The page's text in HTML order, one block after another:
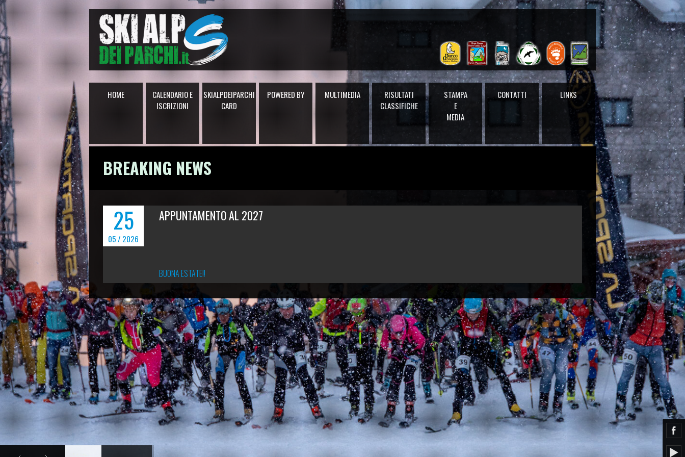
HOME
CALENDARIO E
ISCRIZIONI
SKIALPDEIPARCHI
CARD
POWERED BY MULTIMEDIA
RISULTATI
CLASSIFICHE
STAMPA
E
MEDIA
CONTATTI LINKS
BREAKING NEWS
25
05 / 2026
APPUNTAMENTO AL 2027
BUONA ESTATE!!